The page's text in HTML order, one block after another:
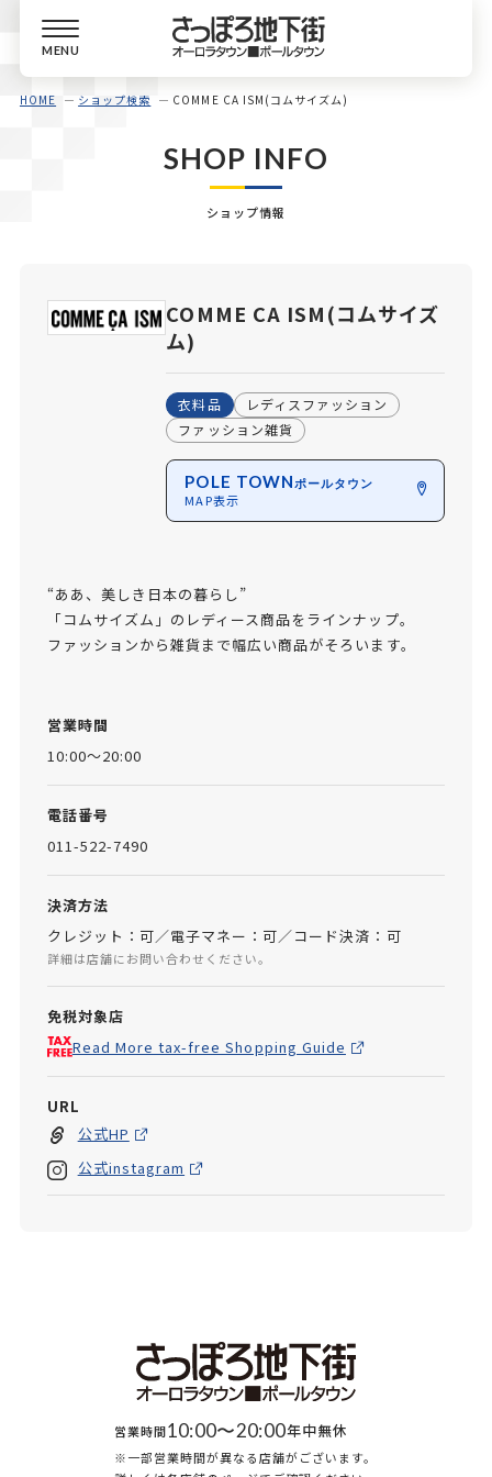
MENU
HOME ショップ検索 COMME CA ISM(コムサイズム)
SHOP INFO
ショップ情報
COMME CA ISM(コムサイズ
ム)
衣料品
レディスファッション
ファッション雑貨
POLE TOWN ポールタウン
MAP表示
“ああ、美しき日本の暮らし”
「コムサイズム」のレディース商品をラインナップ。
ファッションから雑貨まで幅広い商品がそろいます。
営業時間
10:00～20:00
電話番号
011-522-7490
決済方法
クレジット：可／電子マネー：可／コード決済：可
詳細は店舗にお問い合わせください。
免税対象店
Read More tax-free Shopping Guide
URL
公式HP
公式instagram
営業時間10:00〜20:00年中無休
※一部営業時間が異なる店舗がございます。